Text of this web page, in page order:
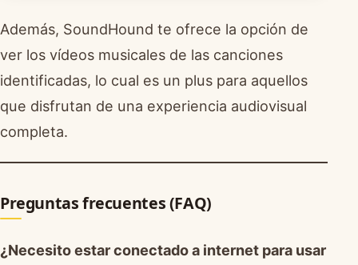
Además, SoundHound te ofrece la opción de
ver los vídeos musicales de las canciones
identificadas, lo cual es un plus para aquellos
que disfrutan de una experiencia audiovisual
completa.
Preguntas frecuentes (FAQ)
¿Necesito estar conectado a internet para usar